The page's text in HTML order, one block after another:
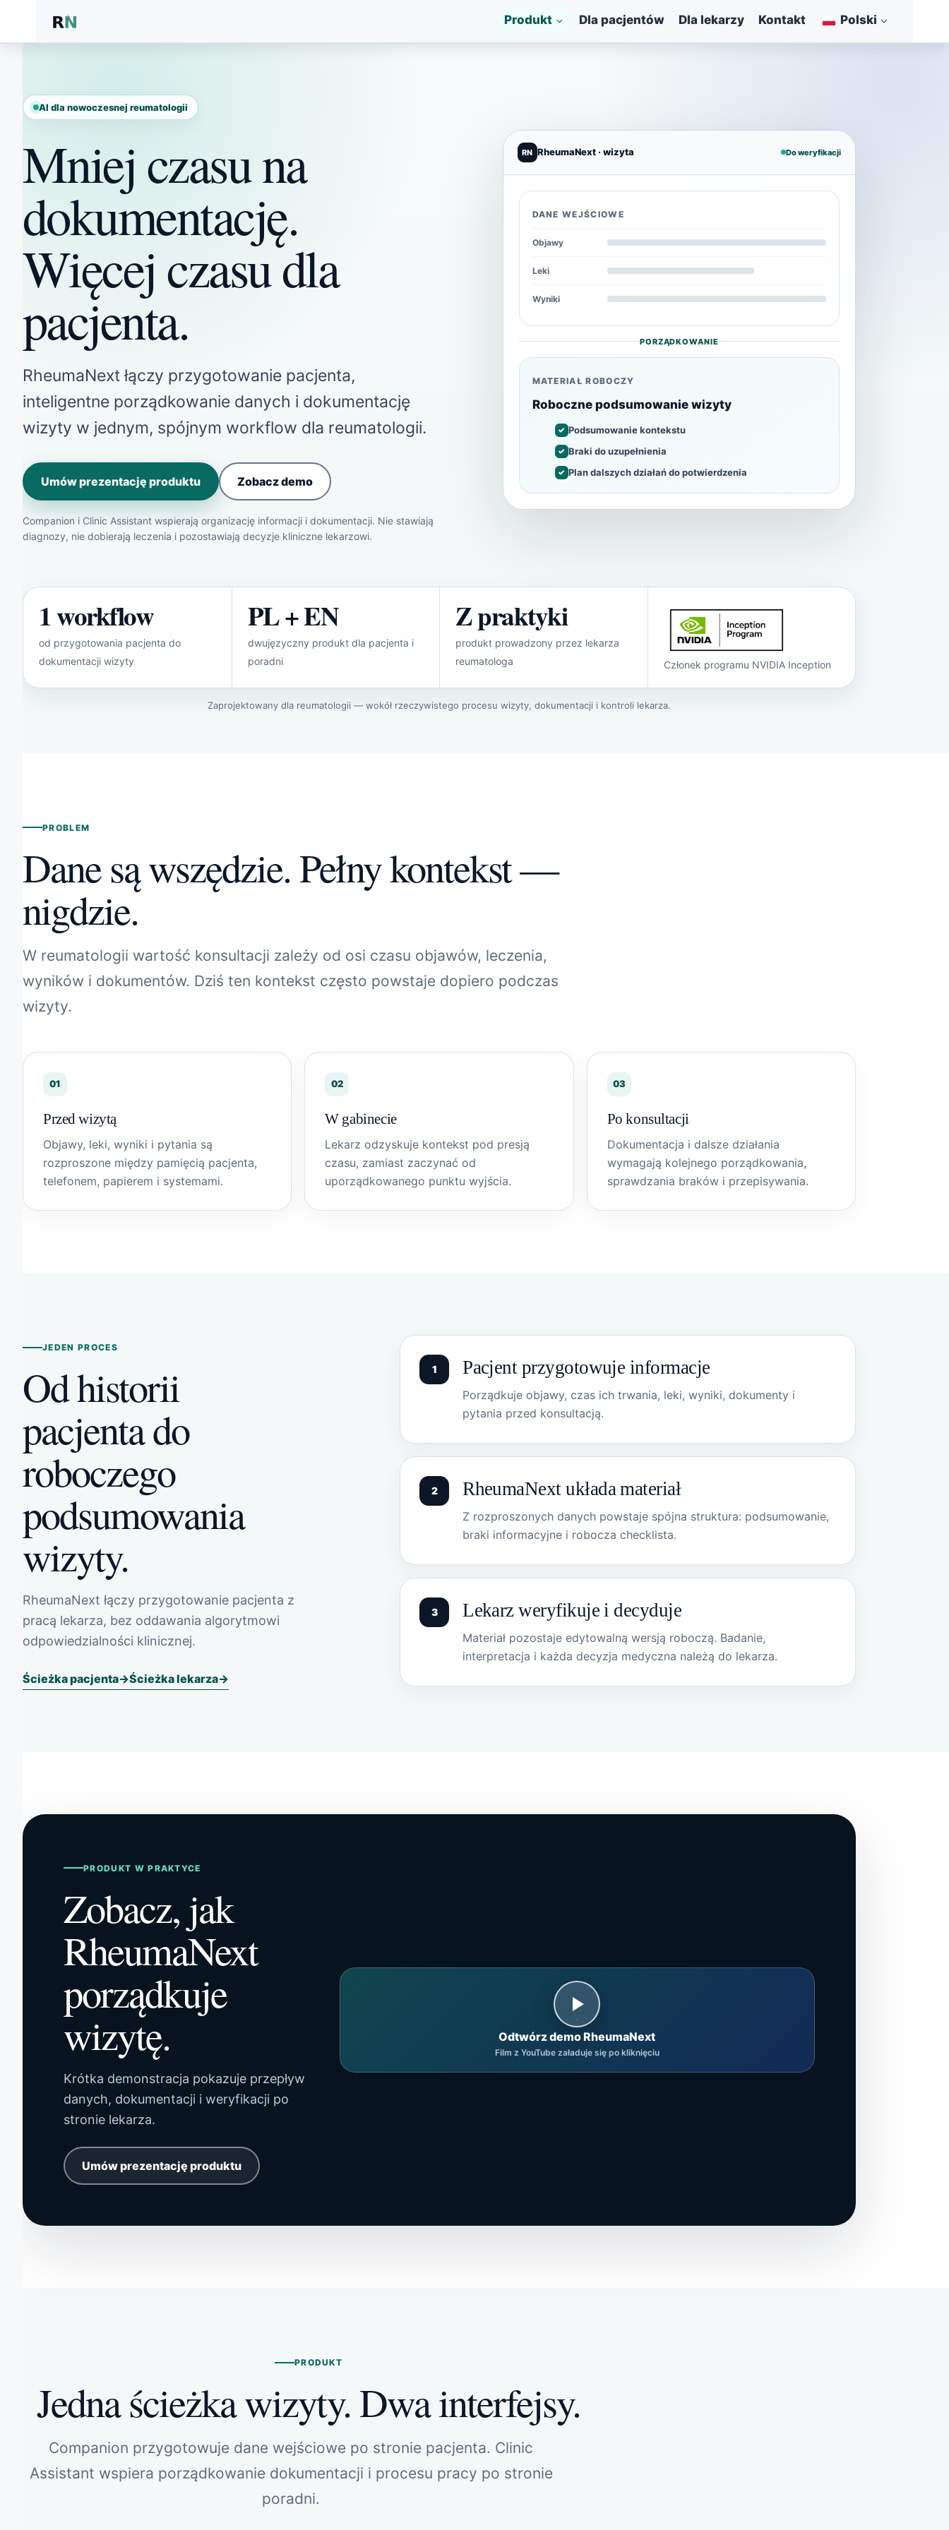
treści
Produkt Dla pacjentów Dla lekarzy Kontakt Polski
AI dla nowoczesnej reumatologii
Mniej czasu na
dokumentację.
Więcej czasu dla
pacjenta.
RheumaNext łączy przygotowanie pacjenta,
inteligentne porządkowanie danych i dokumentację
wizyty w jednym, spójnym workflow dla reumatologii.
Umów prezentację produktu Zobacz demo
Companion i Clinic Assistant wspierają organizację informacji i dokumentacji. Nie stawiają
diagnozy, nie dobierają leczenia i pozostawiają decyzje kliniczne lekarzowi.
RN RheumaNext · wizyta Do weryfikacji
DANE WEJŚCIOWE
Objawy
Leki
Wyniki
PORZĄDKOWANIE
MATERIAŁ ROBOCZY
Roboczne podsumowanie wizyty
Podsumowanie kontekstu
Braki do uzupełnienia
Plan dalszych działań do potwierdzenia
1 workflow
od przygotowania pacjenta do
dokumentacji wizyty
PL + EN
dwujęzyczny produkt dla pacjenta i
poradni
Z praktyki
produkt prowadzony przez lekarza
reumatologa
Członek programu NVIDIA Inception
Zaprojektowany dla reumatologii — wokół rzeczywistego procesu wizyty, dokumentacji i kontroli lekarza.
PROBLEM
Dane są wszędzie. Pełny kontekst —
nigdzie.
W reumatologii wartość konsultacji zależy od osi czasu objawów, leczenia,
wyników i dokumentów. Dziś ten kontekst często powstaje dopiero podczas
wizyty.
01
Przed wizytą
Objawy, leki, wyniki i pytania są
rozproszone między pamięcią pacjenta,
telefonem, papierem i systemami.
02
W gabinecie
Lekarz odzyskuje kontekst pod presją
czasu, zamiast zaczynać od
uporządkowanego punktu wyjścia.
03
Po konsultacji
Dokumentacja i dalsze działania
wymagają kolejnego porządkowania,
sprawdzania braków i przepisywania.
JEDEN PROCES
Od historii
pacjenta do
roboczego
podsumowania
wizyty.
RheumaNext łączy przygotowanie pacjenta z
pracą lekarza, bez oddawania algorytmowi
odpowiedzialności klinicznej.
Ścieżka pacjenta Ścieżka lekarza
Pacjent przygotowuje informacje
Porządkuje objawy, czas ich trwania, leki, wyniki, dokumenty i
pytania przed konsultacją.
RheumaNext układa materiał
Z rozproszonych danych powstaje spójna struktura: podsumowanie,
braki informacyjne i robocza checklista.
Lekarz weryfikuje i decyduje
Materiał pozostaje edytowalną wersją roboczą. Badanie,
interpretacja i każda decyzja medyczna należą do lekarza.
PRODUKT W PRAKTYCE
Zobacz, jak
RheumaNext
porządkuje
wizytę.
Krótka demonstracja pokazuje przepływ
danych, dokumentacji i weryfikacji po
stronie lekarza.
Umów prezentację produktu
Odtwórz demo RheumaNext
Film z YouTube załaduje się po kliknięciu
PRODUKT
Jedna ścieżka wizyty. Dwa interfejsy.
Companion przygotowuje dane wejściowe po stronie pacjenta. Clinic
Assistant wspiera porządkowanie dokumentacji i procesu pracy po stronie
poradni.